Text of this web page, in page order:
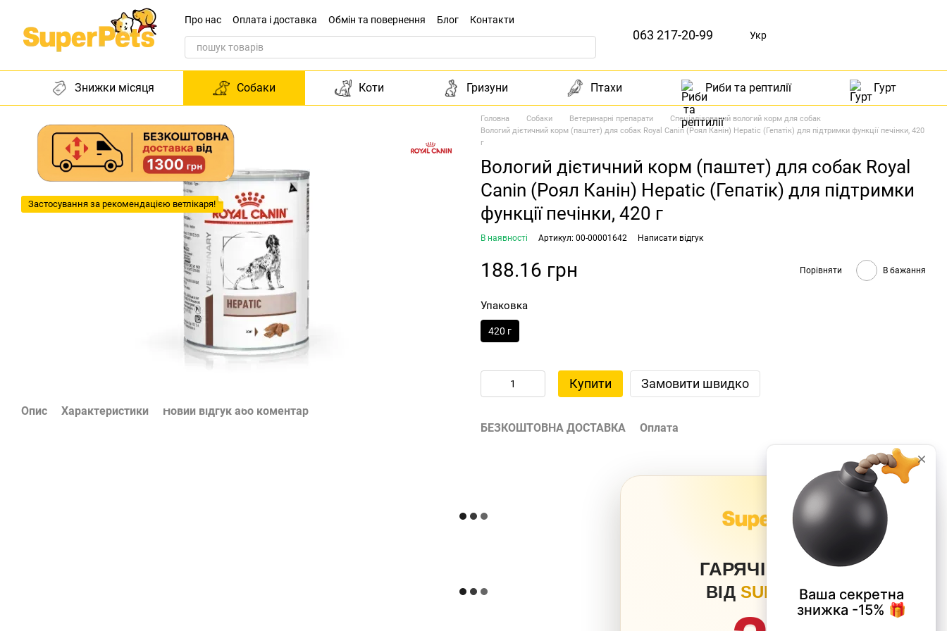
Перейти до основного контенту
ГАРЯЧІ ЗНИЖКИ
ВІД SUPERPETS
Про нас Оплата і доставка Обмін та повернення Блог
Контакти
Звернення до директора
063 217-20-99 Укр
Знижки місяця Собаки Коти Гризуни Птахи Риби та рептилії Гурт
Застосування за рекомендацією ветлікаря!
Опис Характеристики Новий відгук або коментар
Головна Собаки Ветеринарні препарати
Спеціалізований вологий корм для собак
Вологий дієтичний корм (паштет) для собак Royal Canin (Роял Канін) Hepatic (Гепатік) для підтримки функції печінки, 420
г
Вологий дієтичний корм (паштет) для собак Royal
Canin (Роял Канін) Hepatic (Гепатік) для підтримки
функції печінки, 420 г
В наявності Артикул: 00-00001642 Написати відгук
188.16 грн Порівняти В бажання
Упаковка
420 г
Купити Замовити швидко
БЕЗКОШТОВНА ДОСТАВКА Оплата